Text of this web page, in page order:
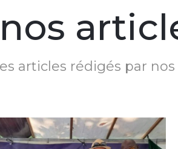
articles rédigés par